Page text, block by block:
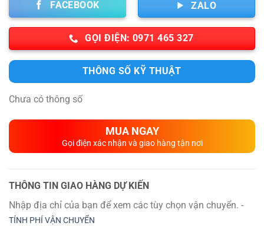
FACEBOOK ZALO
GỌI ĐIỆN: 0971 465 327
THÔNG SỐ KỸ THUẬT
Chưa có thông số
MUA NGAY
Gọi điện xác nhận và giao hàng tận nơi
THÔNG TIN GIAO HÀNG DỰ KIẾN
Nhập địa chỉ của bạn để xem các tùy chọn vận chuyển. -
TÍNH PHÍ VẬN CHUYỂN